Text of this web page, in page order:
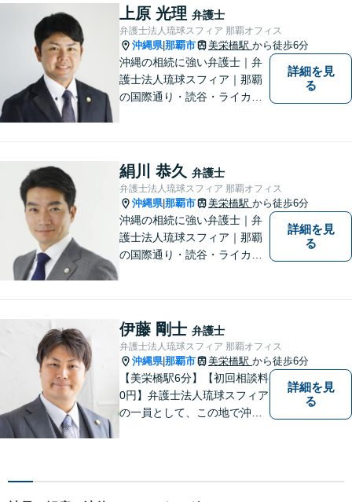
に対応し、あなたの立場に立
ったベストな紛争解決を導く
ことを常に大切にしていま
す。
上原 光理 弁護士
弁護士法人琉球スフィア 那覇オフィス
沖縄県|那覇市 美栄橋駅 から徒歩6分
沖縄の相続に強い弁護士｜弁
護士法人琉球スフィア｜那覇
の国際通り・読谷・ライカム
す。お気軽にご連絡くださ
い！
詳細を見
る
絹川 恭久 弁護士
弁護士法人琉球スフィア 那覇オフィス
沖縄県|那覇市 美栄橋駅 から徒歩6分
沖縄の相続に強い弁護士｜弁
護士法人琉球スフィア｜那覇
の国際通り・読谷・ライカム
を手掛けていきたいと思って
おります。どうぞよろしくお
願いします。
詳細を見
る
伊藤 剛士 弁護士
弁護士法人琉球スフィア 那覇オフィス
沖縄県|那覇市 美栄橋駅 から徒歩6分
【美栄橋駅6分】【初回相談料
0円】弁護士法人琉球スフィア
の一員として、この地で沖縄
ございませんので、安心して
経験豊富な弁護士にご相談く
詳細を見
る